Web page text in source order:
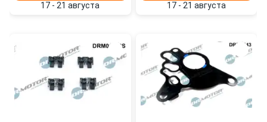
17 - 21 августа 17 - 21 августа